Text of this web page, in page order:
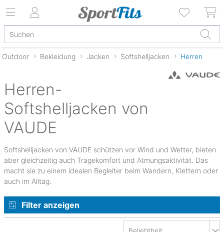
Outdoor Bekleidung Jacken Softshelljacken Herren
Herren-
Softshelljacken von
VAUDE
Softshelljacken von VAUDE schützen vor Wind und Wetter, bieten
aber gleichzeitig auch Tragekomfort und Atmungsaktivität. Das
macht sie zu einem idealen Begleiter beim Wandern, Klettern oder
auch im Alltag.
Filter anzeigen